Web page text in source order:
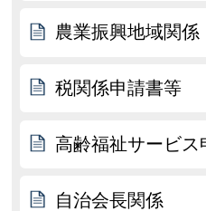
農業振興地域関係
税関係申請書等
高齢福祉サービス
自治会長関係